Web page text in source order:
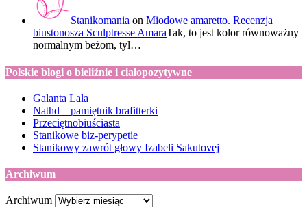
Stanikomania on Miodowe amaretto. Recenzja
biustonosza Sculptresse AmaraTak, to jest kolor równoważny
normalnym beżom, tyl…
Polskie blogi o bieliźnie i ciałopozytywne
Galanta Lala
Nathd – pamiętnik brafitterki
Przeciętnobiuściasta
Stanikowe biz-perypetie
Stanikowy zawrót głowy Izabeli Sakutovej
Archiwum
Archiwum